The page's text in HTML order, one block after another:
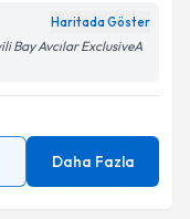
Haritada Göster
Bay Avcılar ExclusiveA
Daha Fazla